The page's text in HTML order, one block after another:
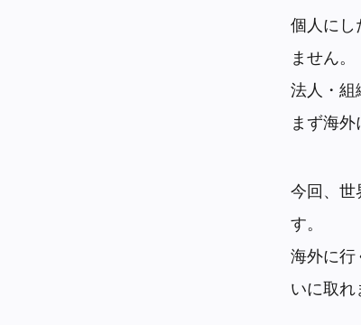
個人にし
ません。
法人・組
まず海
今回、世
す。
海外に行
いに取れ